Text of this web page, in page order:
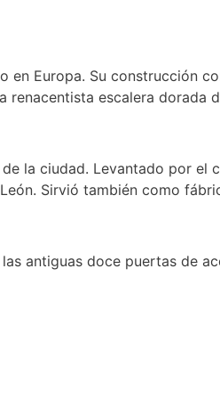
Europa. Su construcción
escalera dorada
la ciudad. Levantado por
Sirvió también como
antiguas doce puertas de